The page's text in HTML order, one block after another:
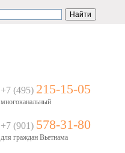
+7 (495) 215-15-05
многоканальный
+7 (901) 578-31-80
для граждан Вьетнама